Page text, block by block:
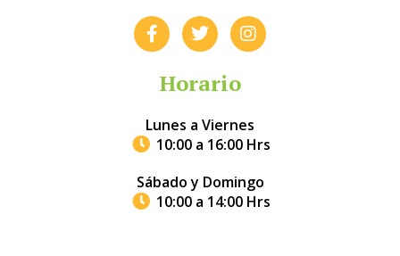
F
a
e
b
o
k
f
T
w
t
t
r
I
n
r
a
Horario
Lunes a Viernes
10:00 a 16:00 Hrs
Sábado y Domingo
10:00 a 14:00 Hrs